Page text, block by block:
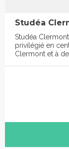
Studéa
Studéa
privilégié en
Clermont et à